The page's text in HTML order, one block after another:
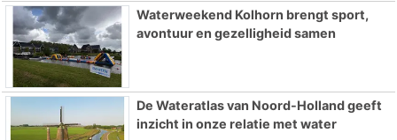
Waterweekend Kolhorn brengt sport,
avontuur en gezelligheid samen
De Wateratlas van Noord-Holland geeft
inzicht in onze relatie met water